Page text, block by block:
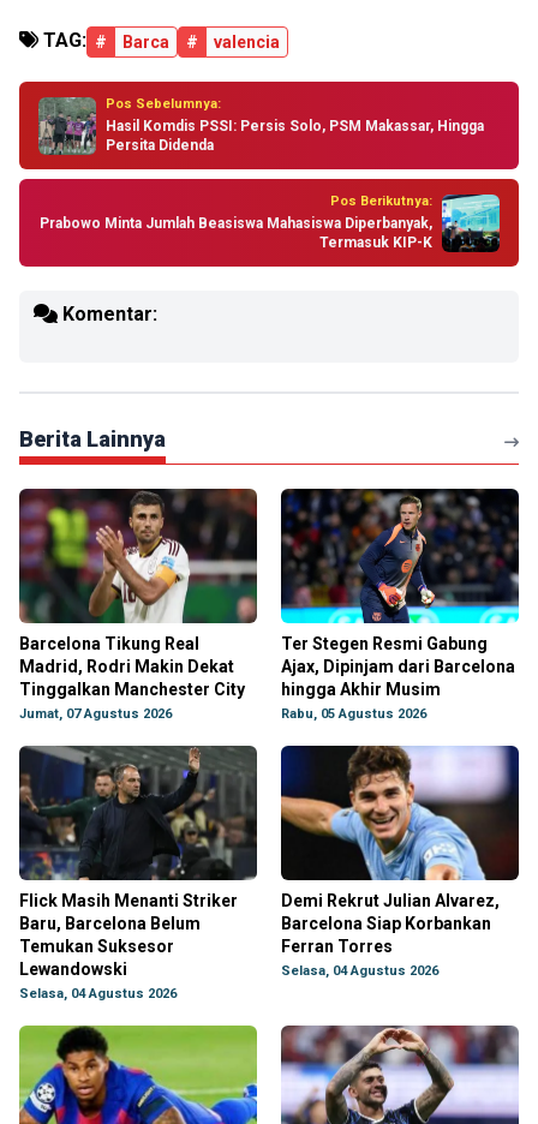
TAG: # Barca # valencia
Pos Sebelumnya:
Hasil Komdis PSSI: Persis Solo, PSM Makassar, Hingga
Persita Didenda
Pos Berikutnya:
Prabowo Minta Jumlah Beasiswa Mahasiswa Diperbanyak,
Termasuk KIP-K
Komentar:
Berita Lainnya
Barcelona Tikung Real
Madrid, Rodri Makin Dekat
Tinggalkan Manchester City
Jumat, 07 Agustus 2026
Ter Stegen Resmi Gabung
Ajax, Dipinjam dari Barcelona
hingga Akhir Musim
Rabu, 05 Agustus 2026
Flick Masih Menanti Striker
Baru, Barcelona Belum
Temukan Suksesor
Lewandowski
Selasa, 04 Agustus 2026
Demi Rekrut Julian Alvarez,
Barcelona Siap Korbankan
Ferran Torres
Selasa, 04 Agustus 2026